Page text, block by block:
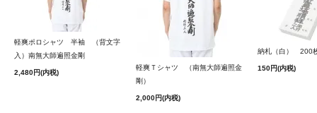
軽爽ポロシャツ 半袖 （背文字
入）南無大師遍照金剛
2,480円(内税)
軽爽Ｔシャツ （南無大師遍照金
剛）
2,000円(内税)
納札（白） 200
150円(内税)